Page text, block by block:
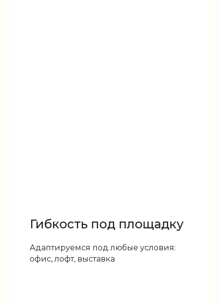
Гибкость под площадку
Адаптируемся под любые условия:
офис, лофт, выставка